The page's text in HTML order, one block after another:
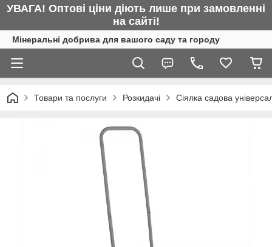
УВАГА! Оптові ціни діють лише при замовленні
на сайті!
Мінеральні добрива для вашого саду та городу
Товари та послуги Розкидачі Сіялка садова